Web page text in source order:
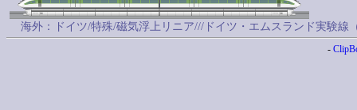
海外：ドイツ/特殊/磁気浮上リニア///ドイツ・エムスランド実験線
-